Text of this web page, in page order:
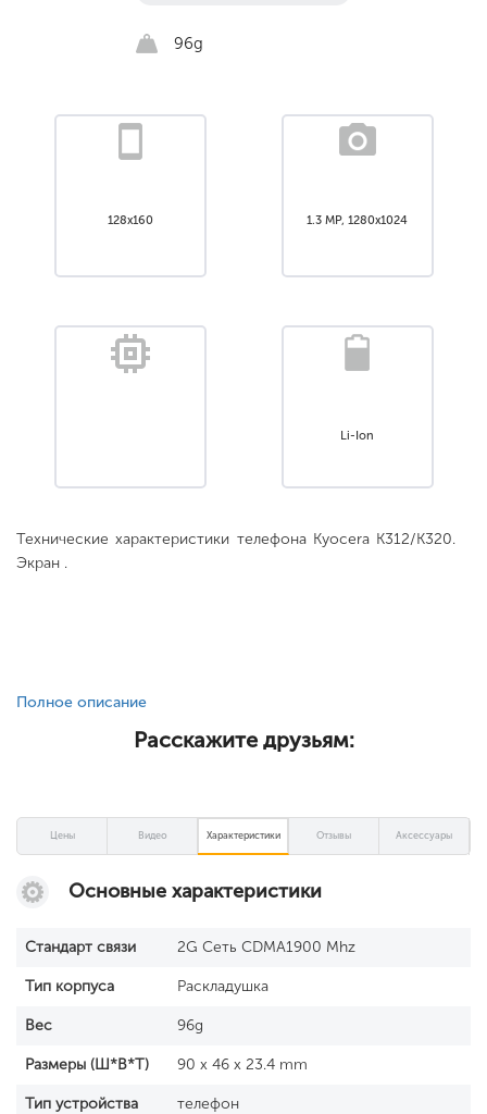
96g
128x160 1.3 MP, 1280x1024
Li-Ion
Технические характеристики телефона Kyocera K312/K320.
Экран .
Полное описание
Расскажите друзьям:
Цены Видео Характеристики Отзывы Аксессуары
Основные характеристики
Стандарт связи 2G Сеть CDMA1900 Mhz
Тип корпуса Раскладушка
Вес 96g
Размеры (Ш*В*Т) 90 x 46 x 23.4 mm
Тип устройства телефон